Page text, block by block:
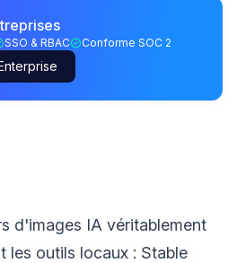
SSO & RBAC Conforme SOC 2
d'images IA véritablement
les outils locaux : Stable